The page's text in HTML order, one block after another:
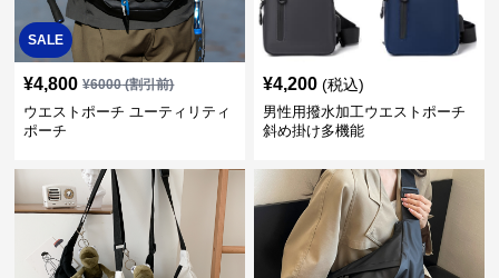
SALE
¥4,800 ¥6000(割引前)
ウエストポーチ ユーティリティ
ポーチ
¥4,200 (税込)
男性用撥水加工ウエストポーチ
斜め掛け多機能